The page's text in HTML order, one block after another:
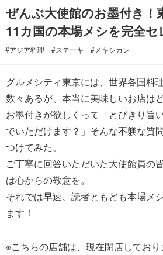
ぜんぶ大使館のお墨付き！
11カ国の本場メシを完全セ
#アジア料理 #ステーキ #メキシカン
グルメシティ東京には、世界各国料
数々あるが、本当に美味しいお店は
お墨付きが欲しくって「とびきり旨
でいただけます？」そんな不躾な質
つけてみた。
ご丁寧に回答いただいた大使館員の
は心からの敬意を。
それでは早速、読者ともども本場メ
ます！
※こちらの店舗は、現在閉店しており